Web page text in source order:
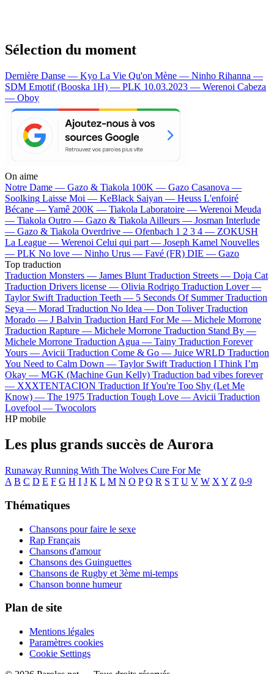
Sélection du moment
Dernière Danse — Kyo La Vie Qu'on Mène — Ninho Rihanna —
SDM Emotif (Booska 1H) — PLK 10.03.2023 — Werenoi Cabeza
— Oboy
On aime
Notre Dame — Gazo & Tiakola 100K — Gazo Casanova —
Soolking Laisse Moi — KeBlack Saiyan — Heuss L'enfoiré
Bécane —Yamê 200K — Tiakola Laboratoire — Werenoi Meuda
— Tiakola Outro — Gazo & Tiakola Ailleurs — Josman Interlude
— Gazo & Tiakola Overdrive — Ofenbach 1 2 3 4 — ZOKUSH
La League — Werenoi Celui qui part — Joseph Kamel Nouvelles
— PLK No love — Ninho Urus — Favé (FR) DIE — Gazo
Top traduction
Traduction Monsters — James Blunt Traduction Streets — Doja Cat
Traduction Drivers license — Olivia Rodrigo Traduction Lover —
Taylor Swift Traduction Teeth — 5 Seconds Of Summer Traduction
Seya — Morad Traduction No Idea — Don Toliver Traduction
Morado — J Balvin Traduction Hard For Me — Michele Morrone
Traduction Rapture — Michele Morrone Traduction Stand By —
Michele Morrone Traduction Agua — Tainy Traduction Forever
Yours — Avicii Traduction Come & Go — Juice WRLD Traduction
You Need to Calm Down — Taylor Swift Traduction I Think I’m
Okay — MGK (Machine Gun Kelly) Traduction bad vibes forever
— XXXTENTACION Traduction If You're Too Shy (Let Me
Know) — The 1975 Traduction Tough Love — Avicii Traduction
Lovefool — Twocolors
HP mobile
Les plus grands succès de Aurora
Runaway Running With The Wolves Cure For Me
A B C D E F G H I J K L M N O P Q R S T U V W X Y Z 0-9
Thématiques
Chansons pour faire le sexe
Rap Français
Chansons d'amour
Chansons des Guinguettes
Chansons de Rugby et 3ème mi-temps
Chanson bonne humeur
Plan de site
Mentions légales
Paramètres cookies
Cookie Settings